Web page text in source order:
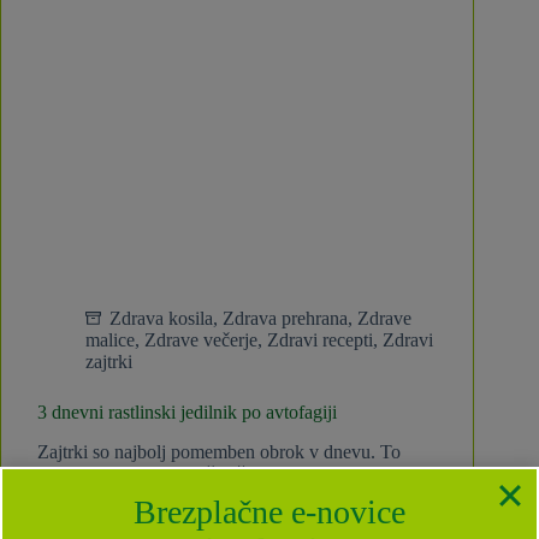
Zdrava kosila, Zdrava prehrana, Zdrave
malice, Zdrave večerje, Zdravi recepti, Zdravi
zajtrki
3 dnevni rastlinski jedilnik po avtofagiji
Zajtrki so najbolj pomemben obrok v dnevu. To
trditev ste zagotovo slišali že velikokrat. Za
v dnevu, za druge pa niti ne. Ni vam treba
Brezplačne e-novice